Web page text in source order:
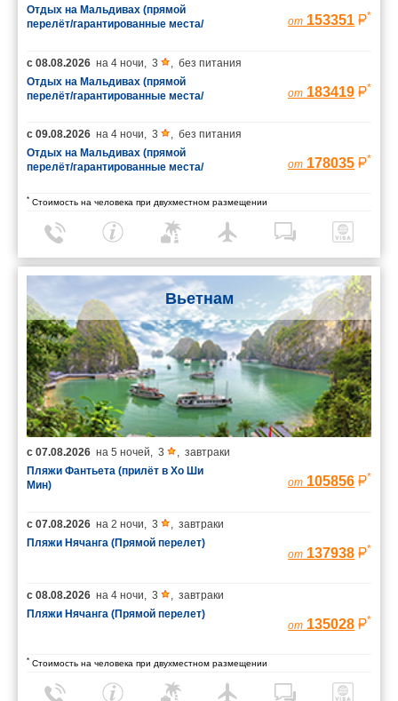
Отдых на Мальдивах (прямой
перелёт/гарантированные места/
от 153351 *
с 08.08.2026 на 4 ночи 3
без питания
Отдых на Мальдивах (прямой
перелёт/гарантированные места/
от 183419 *
с 09.08.2026 на 4 ночи 3
без питания
Отдых на Мальдивах (прямой
перелёт/гарантированные места/
от 178035 *
* Стоимость на человека при двухместном размещении
Вьетнам
с 07.08.2026 на 5 ночей, 3 , завтраки
Пляжи Фантьета (прилёт в Хо Ши
Мин)
от 105856 *
с 07.08.2026 на 2 ночи, 3 , завтраки
Пляжи Нячанга (Прямой перелет)
от 137938 *
с 08.08.2026 на 4 ночи, 3 , завтраки
Пляжи Нячанга (Прямой перелет)
от 135028 *
* Стоимость на человека при двухместном размещении